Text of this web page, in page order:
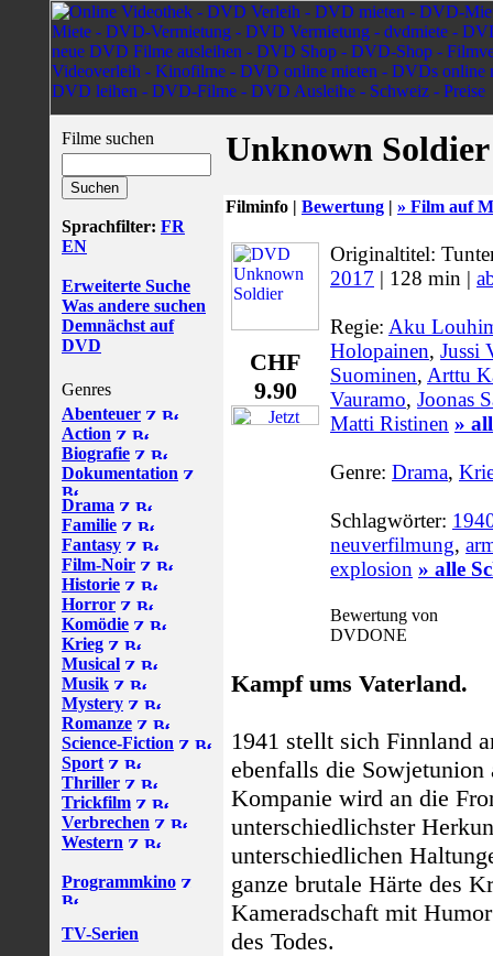
Filme suchen
Sprachfilter: FR
EN
Erweiterte Suche
Was andere suchen
Demnächst auf
DVD
Genres
Abenteuer
Action
Biografie
Dokumentation
Drama
Familie
Fantasy
Film-Noir
Historie
Horror
Komödie
Krieg
Musical
Musik
Mystery
Romanze
Science-Fiction
Sport
Thriller
Trickfilm
Verbrechen
Western
Programmkino
TV-Serien
Unknown Soldier
Filminfo | Bewertung | » Film auf
CHF
9.90
Originaltitel:
2017 | 128 min |
Regie: Aku
Holopainen, Jussi
Suominen, Arttu
Vauramo, Joonas
Matti Ristinen »
Genre: Drama,
Schlagwörter:
neuverfilmung,
explosion » alle
Bewertung von
DVDONE
Kampf ums Vaterland.
1941 stellt sich Finnland
ebenfalls die
Kompanie wird an die
unterschiedlichster
unterschiedlichen
ganze brutale Härte des
Kameradschaft mit
des Todes.